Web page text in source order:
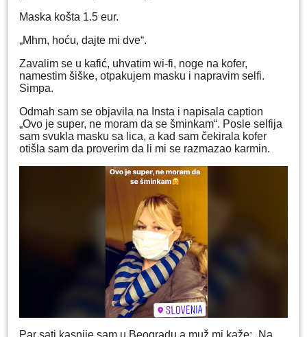
Maska košta 1.5 eur.
„Mhm, hoću, dajte mi dve“.
Zavalim se u kafić, uhvatim wi-fi, noge na kofer,
namestim šiške, otpakujem masku i napravim selfi.
Simpa.
Odmah sam se objavila na Insta i napisala caption
„Ovo je super, ne moram da se šminkam“. Posle selfija
sam svukla masku sa lica, a kad sam čekirala kofer
otišla sam da proverim da li mi se razmazao karmin.
Par sati kasnije sam u Beogradu a muž mi kaže: „Na